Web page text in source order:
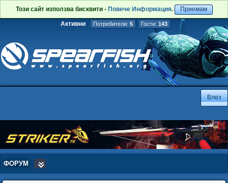
Този сайт използва бисквити - Повече Информация. Приемам
Активни Потребители: 5 Гости: 143
ФОРУМ